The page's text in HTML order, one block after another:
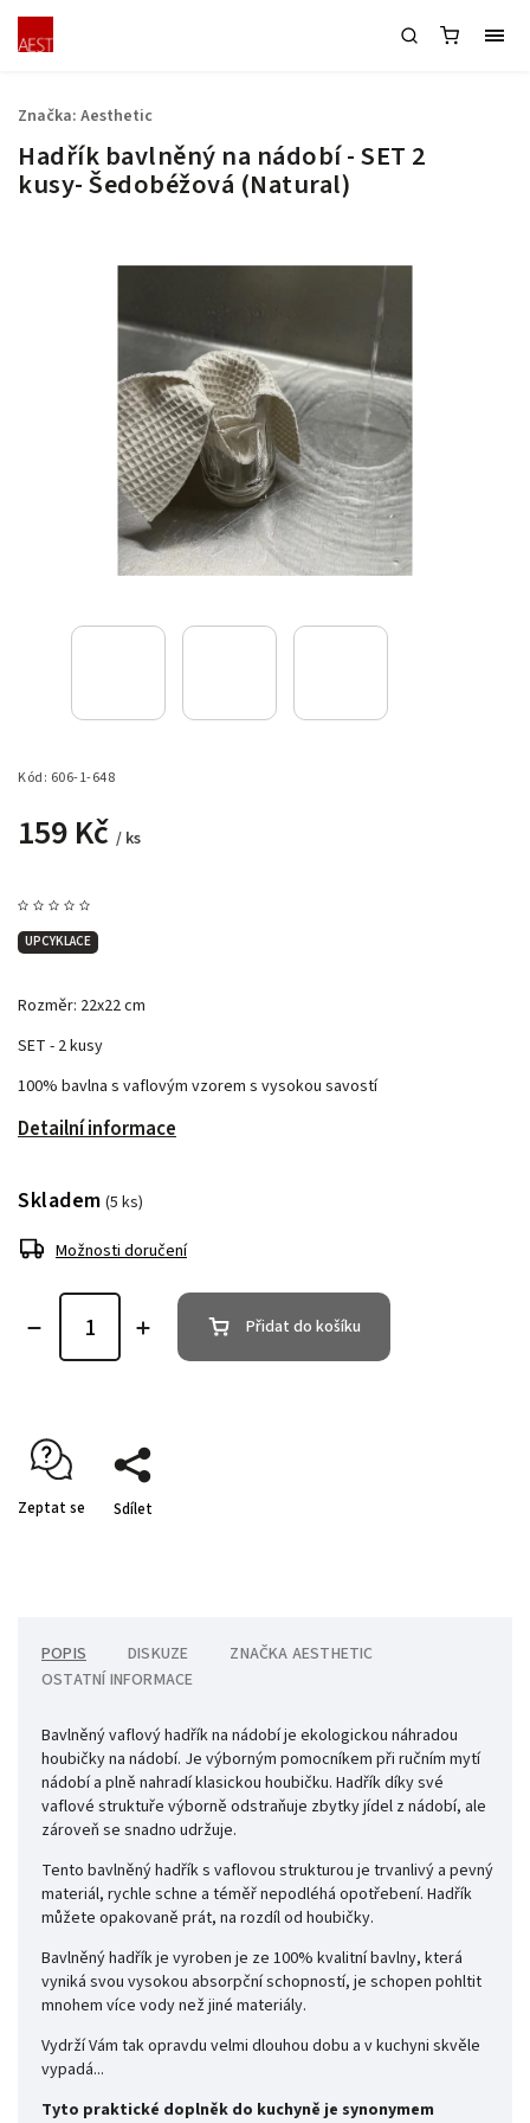
Hadřík bavlněný na nádobí - SET 2
kusy- Šedobéžová (Natural)
Kód: 606-1-648
159 Kč / ks
UPCYKLACE
Rozměr: 22x22 cm
SET - 2 kusy
100% bavlna s vaflovým vzorem s vysokou savostí
Detailní informace
Značka: Aesthetic
Skladem (5 ks)
Možnosti doručení
Přidat do košíku
Zeptat se Sdílet
POPIS DISKUZE ZNAČKA AESTHETIC
OSTATNÍ INFORMACE
Bavlněný vaflový hadřík na nádobí je ekologickou náhradou
houbičky na nádobí. Je výborným pomocníkem při ručním mytí
nádobí a plně nahradí klasickou houbičku. Hadřík díky své
vaflové struktuře výborně odstraňuje zbytky jídel z nádobí, ale
zároveň se snadno udržuje.
Tento bavlněný hadřík s vaflovou strukturou je trvanlivý a pevný
materiál, rychle schne a téměř nepodléhá opotřebení. Hadřík
můžete opakovaně prát, na rozdíl od houbičky.
Bavlněný hadřík je vyroben je ze 100% kvalitní bavlny, která
vyniká svou vysokou absorpční schopností, je schopen pohltit
mnohem více vody než jiné materiály.
Vydrží Vám tak opravdu velmi dlouhou dobu a v kuchyni skvěle
vypadá...
Tyto praktické doplněk do kuchyně je synonymem